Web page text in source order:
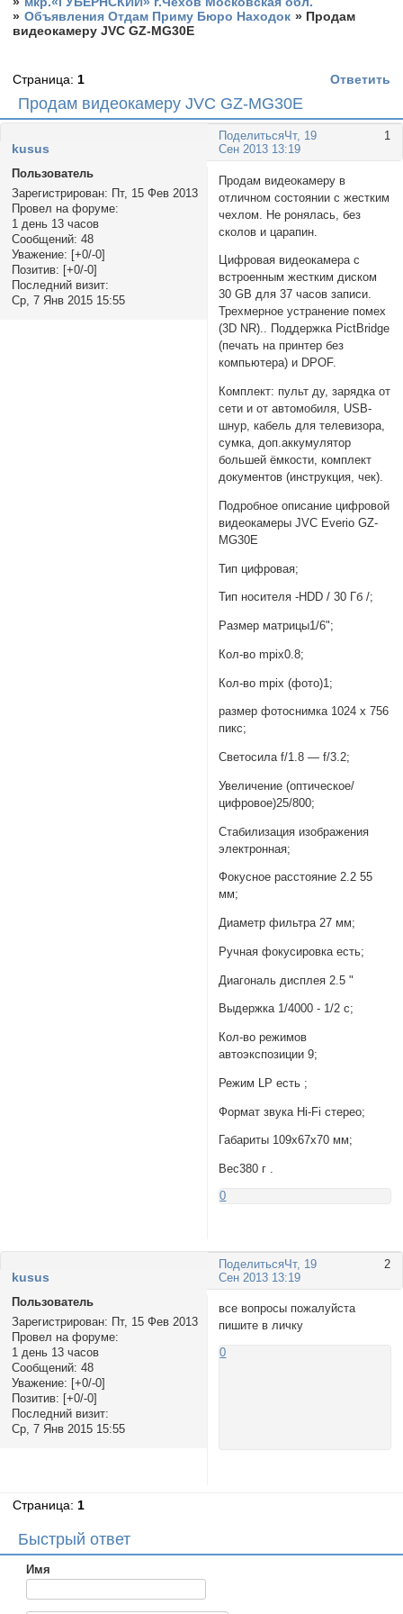
» Объявления Отдам Приму Бюро Находок » Продам
видеокамеру JVC GZ-MG30E
Продам видеокамеру JVC GZ-MG30E
Страница: 1 Ответить
Поделиться 1
Чт, 19
Сен 2013 13:19
kusus
Пользователь
Зарегистрирован: Пт, 15 Фев 2013
Провел на форуме:
1 день 13 часов
Сообщений: 48
Уважение: [+0/-0]
Позитив: [+0/-0]
Последний визит:
Ср, 7 Янв 2015 15:55
Продам видеокамеру в
отличном состоянии с жестким
чехлом. Не ронялась, без
сколов и царапин.
Цифровая видеокамера с
встроенным жестким диском
30 GB для 37 часов записи.
Трехмерное устранение помех
(3D NR).. Поддержка PictBridge
(печать на принтер без
компьютера) и DPOF.
Комплект: пульт ду, зарядка от
сети и от автомобиля, USB-
шнур, кабель для телевизора,
сумка, доп.аккумулятор
большей ёмкости, комплект
документов (инструкция, чек).
Подробное описание цифровой
видеокамеры JVC Everio GZ-
MG30E
Тип цифровая;
Тип носителя -HDD / 30 Гб /;
Размер матрицы1/6";
Кол-во mpix0.8;
Кол-во mpix (фото)1;
размер фотоснимка 1024 x 756
пикс;
Светосила f/1.8 — f/3.2;
Увеличение (оптическое/
цифровое)25/800;
Стабилизация изображения
электронная;
Фокусное расстояние 2.2 55
мм;
Диаметр фильтра 27 мм;
Ручная фокусировка есть;
Диагональ дисплея 2.5 "
Выдержка 1/4000 - 1/2 с;
Кол-во режимов
автоэкспозиции 9;
Режим LP есть ;
Формат звука Hi-Fi стерео;
Габариты 109х67х70 мм;
Вес380 г .
0
Поделиться 2
Чт, 19
Сен 2013 13:19
kusus
Пользователь
Зарегистрирован: Пт, 15 Фев 2013
Провел на форуме:
1 день 13 часов
Сообщений: 48
Уважение: [+0/-0]
Позитив: [+0/-0]
Последний визит:
Ср, 7 Янв 2015 15:55
все вопросы пожалуйста
пишите в личку
0
Страница:1
Быстрый ответ
Имя